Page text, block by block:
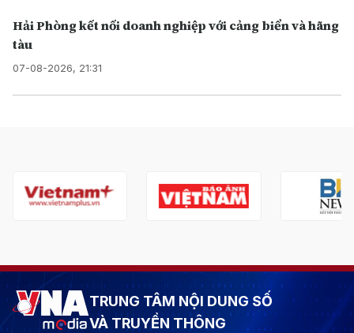
Hải Phòng kết nối doanh nghiệp với cảng biển và hãng
tàu
07-08-2026, 21:31
TRUNG TÂM NỘI DUNG SỐ
VÀ TRUYỀN THÔNG